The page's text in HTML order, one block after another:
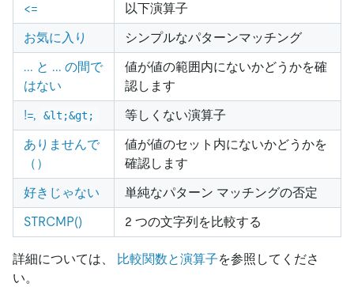
<=
以下演算子
お気に入り
シンプルなパターンマッチング
... と ... の間で
はない
値が値の範囲内にないかどうかを確
認します
!=,
&lt;&gt;
等しくない演算子
ありませんで
（）
値が値のセット内にないかどうかを
確認します
好きじゃない
単純なパターン マッチングの否定
STRCMP()
2 つの文字列を比較する
詳細については、 比較関数と演算子を参照してくださ
い。